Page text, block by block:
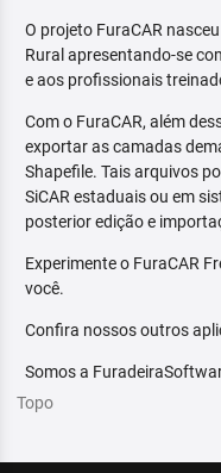
O projeto FuraCAR
Rural apresentando-se
e aos profissionais
Com o FuraCAR, além
exportar as camadas
Shapefile. Tais arquivos
SiCAR estaduais ou em
posterior edição e
Experimente o FuraCAR
você.
Confira nossos outros
Somos a
Topo